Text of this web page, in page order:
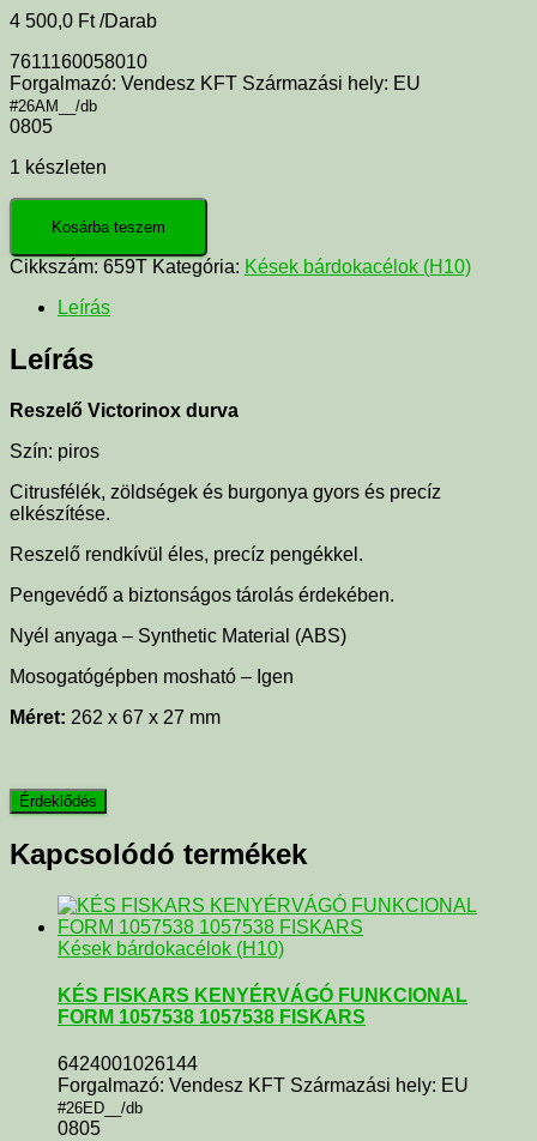
4 500,0 Ft /Darab
7611160058010
Forgalmazó: Vendesz KFT Származási hely: EU
#26AM__/db
0805
1 készleten
Kosárba teszem
Cikkszám: 659T Kategória: Kések bárdokacélok (H10)
Leírás
Leírás
Reszelő Victorinox durva
Szín: piros
Citrusfélék, zöldségek és burgonya gyors és precíz
elkészítése.
Reszelő rendkívül éles, precíz pengékkel.
Pengevédő a biztonságos tárolás érdekében.
Nyél anyaga – Synthetic Material (ABS)
Mosogatógépben mosható – Igen
Méret: 262 x 67 x 27 mm
Kapcsolódó termékek
Kések bárdokacélok (H10)
KÉS FISKARS KENYÉRVÁGÓ FUNKCIONAL
FORM 1057538 1057538 FISKARS
6424001026144
Forgalmazó: Vendesz KFT Származási hely: EU
#26ED__/db
0805